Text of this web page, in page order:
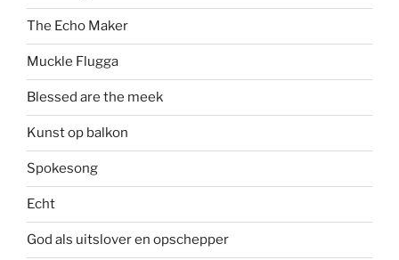
The Echo Maker
Muckle Flugga
Blessed are the meek
Kunst op balkon
Spokesong
Echt
God als uitslover en opschepper